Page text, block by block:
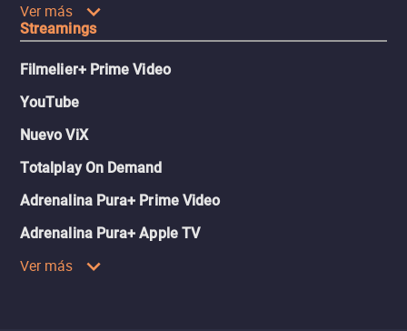
Ver más
Streamings
Filmelier+ Prime Video
YouTube
Nuevo ViX
Totalplay On Demand
Adrenalina Pura+ Prime Video
Adrenalina Pura+ Apple TV
Ver más